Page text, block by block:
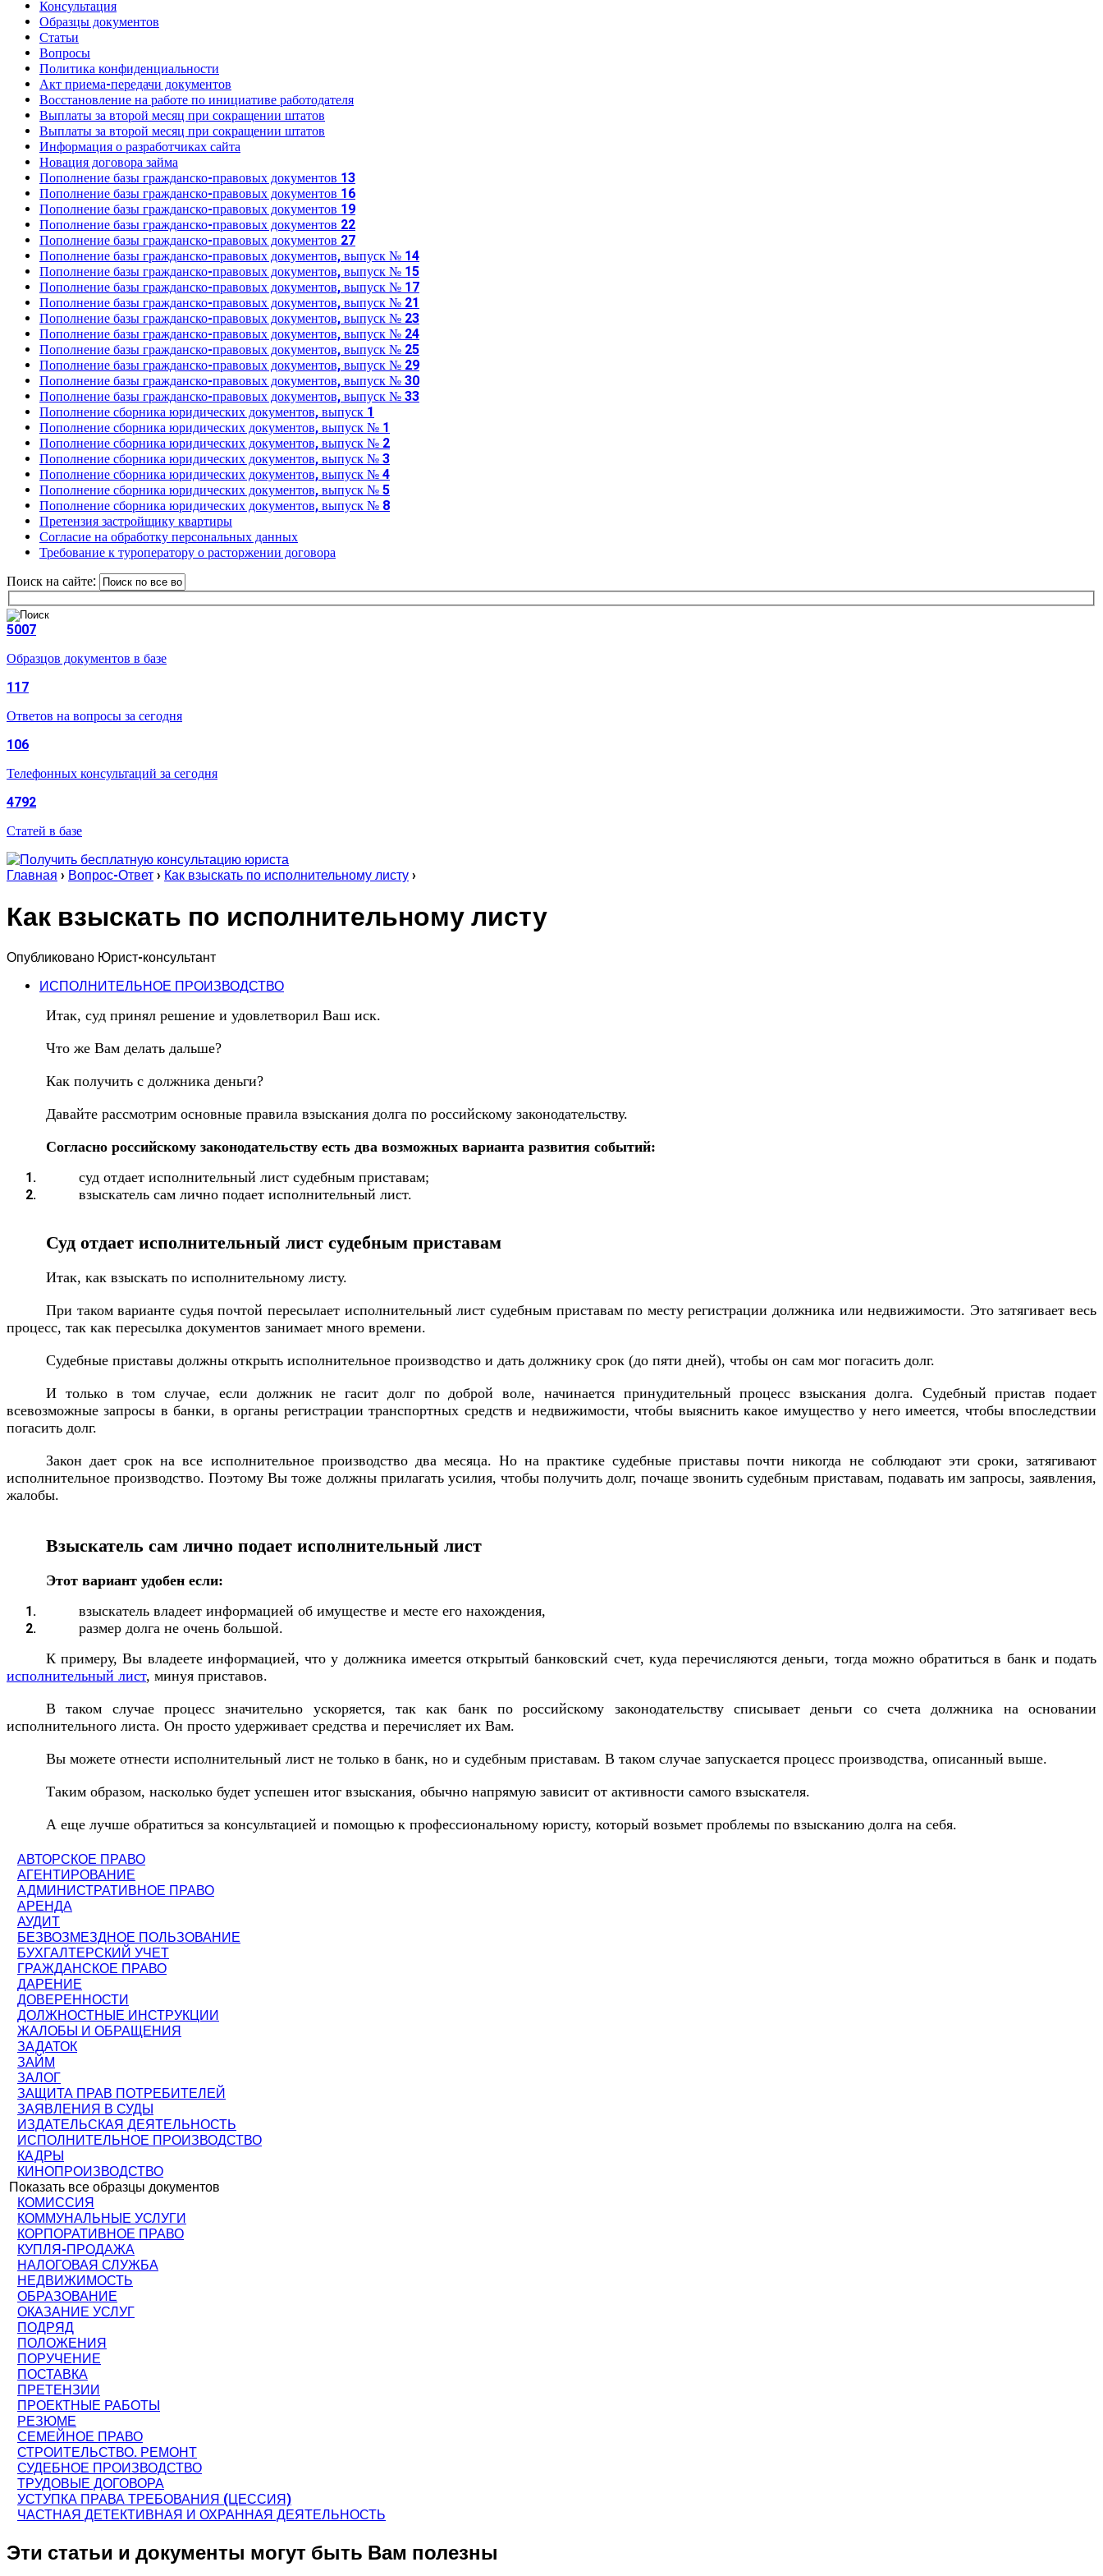
Консультация
Образцы документов
Статьи
Вопросы
Политика конфиденциальности
Акт приема-передачи документов
Восстановление на работе по инициативе работодателя
Выплаты за второй месяц при сокращении штатов
Выплаты за второй месяц при сокращении штатов
Информация о разработчиках сайта
Новация договора займа
Пополнение базы гражданско-правовых документов 13
Пополнение базы гражданско-правовых документов 16
Пополнение базы гражданско-правовых документов 19
Пополнение базы гражданско-правовых документов 22
Пополнение базы гражданско-правовых документов 27
Пополнение базы гражданско-правовых документов, выпуск № 14
Пополнение базы гражданско-правовых документов, выпуск № 15
Пополнение базы гражданско-правовых документов, выпуск № 17
Пополнение базы гражданско-правовых документов, выпуск № 21
Пополнение базы гражданско-правовых документов, выпуск № 23
Пополнение базы гражданско-правовых документов, выпуск № 24
Пополнение базы гражданско-правовых документов, выпуск № 25
Пополнение базы гражданско-правовых документов, выпуск № 29
Пополнение базы гражданско-правовых документов, выпуск № 30
Пополнение базы гражданско-правовых документов, выпуск № 33
Пополнение сборника юридических документов, выпуск 1
Пополнение сборника юридических документов, выпуск № 1
Пополнение сборника юридических документов, выпуск № 2
Пополнение сборника юридических документов, выпуск № 3
Пополнение сборника юридических документов, выпуск № 4
Пополнение сборника юридических документов, выпуск № 5
Пополнение сборника юридических документов, выпуск № 8
Претензия застройщику квартиры
Согласие на обработку персональных данных
Требование к туроператору о расторжении договора
Поиск на сайте:
5007
Образцов документов в базе
117
Ответов на вопросы за сегодня
106
Телефонных консультаций за сегодня
4792
Статей в базе
Главная › Вопрос-Ответ › Как взыскать по исполнительному листу ›
Как взыскать по исполнительному листу
Опубликовано Юрист-консультант
ИСПОЛНИТЕЛЬНОЕ ПРОИЗВОДСТВО
Итак, суд принял решение и удовлетворил Ваш иск.
Что же Вам делать дальше?
Как получить с должника деньги?
Давайте рассмотрим основные правила взыскания долга по российскому законодательству.
Согласно российскому законодательству есть два возможных варианта развития событий:
суд отдает исполнительный лист судебным приставам;
взыскатель сам лично подает исполнительный лист.
Суд отдает исполнительный лист судебным приставам
Итак, как взыскать по исполнительному листу.
При таком варианте судья почтой пересылает исполнительный лист судебным приставам по месту регистрации должника или недвижимости. Это затягивает весь
процесс, так как пересылка документов занимает много времени.
Судебные приставы должны открыть исполнительное производство и дать должнику срок (до пяти дней), чтобы он сам мог погасить долг.
И только в том случае, если должник не гасит долг по доброй воле, начинается принудительный процесс взыскания долга. Судебный пристав подает
всевозможные запросы в банки, в органы регистрации транспортных средств и недвижимости, чтобы выяснить какое имущество у него имеется, чтобы впоследствии
погасить долг.
Закон дает срок на все исполнительное производство два месяца. Но на практике судебные приставы почти никогда не соблюдают эти сроки, затягивают
исполнительное производство. Поэтому Вы тоже должны прилагать усилия, чтобы получить долг, почаще звонить судебным приставам, подавать им запросы, заявления,
жалобы.
Взыскатель сам лично подает исполнительный лист
Этот вариант удобен если:
взыскатель владеет информацией об имуществе и месте его нахождения,
размер долга не очень большой.
К примеру, Вы владеете информацией, что у должника имеется открытый банковский счет, куда перечисляются деньги, тогда можно обратиться в банк и подать
исполнительный лист, минуя приставов.
В таком случае процесс значительно ускоряется, так как банк по российскому законодательству списывает деньги со счета должника на основании
исполнительного листа. Он просто удерживает средства и перечисляет их Вам.
Вы можете отнести исполнительный лист не только в банк, но и судебным приставам. В таком случае запускается процесс производства, описанный выше.
Таким образом, насколько будет успешен итог взыскания, обычно напрямую зависит от активности самого взыскателя.
А еще лучше обратиться за консультацией и помощью к профессиональному юристу, который возьмет проблемы по взысканию долга на себя.
АВТОРСКОЕ ПРАВО
АГЕНТИРОВАНИЕ
АДМИНИСТРАТИВНОЕ ПРАВО
АРЕНДА
АУДИТ
БЕЗВОЗМЕЗДНОЕ ПОЛЬЗОВАНИЕ
БУХГАЛТЕРСКИЙ УЧЕТ
ГРАЖДАНСКОЕ ПРАВО
ДАРЕНИЕ
ДОВЕРЕННОСТИ
ДОЛЖНОСТНЫЕ ИНСТРУКЦИИ
ЖАЛОБЫ И ОБРАЩЕНИЯ
ЗАДАТОК
ЗАЙМ
ЗАЛОГ
ЗАЩИТА ПРАВ ПОТРЕБИТЕЛЕЙ
ЗАЯВЛЕНИЯ В СУДЫ
ИЗДАТЕЛЬСКАЯ ДЕЯТЕЛЬНОСТЬ
ИСПОЛНИТЕЛЬНОЕ ПРОИЗВОДСТВО
КАДРЫ
КИНОПРОИЗВОДСТВО
Показать все образцы документов
КОМИССИЯ
КОММУНАЛЬНЫЕ УСЛУГИ
КОРПОРАТИВНОЕ ПРАВО
КУПЛЯ-ПРОДАЖА
НАЛОГОВАЯ СЛУЖБА
НЕДВИЖИМОСТЬ
ОБРАЗОВАНИЕ
ОКАЗАНИЕ УСЛУГ
ПОДРЯД
ПОЛОЖЕНИЯ
ПОРУЧЕНИЕ
ПОСТАВКА
ПРЕТЕНЗИИ
ПРОЕКТНЫЕ РАБОТЫ
РЕЗЮМЕ
СЕМЕЙНОЕ ПРАВО
СТРОИТЕЛЬСТВО. РЕМОНТ
СУДЕБНОЕ ПРОИЗВОДСТВО
ТРУДОВЫЕ ДОГОВОРА
УСТУПКА ПРАВА ТРЕБОВАНИЯ (ЦЕССИЯ)
ЧАСТНАЯ ДЕТЕКТИВНАЯ И ОХРАННАЯ ДЕЯТЕЛЬНОСТЬ
Эти статьи и документы могут быть Вам полезны